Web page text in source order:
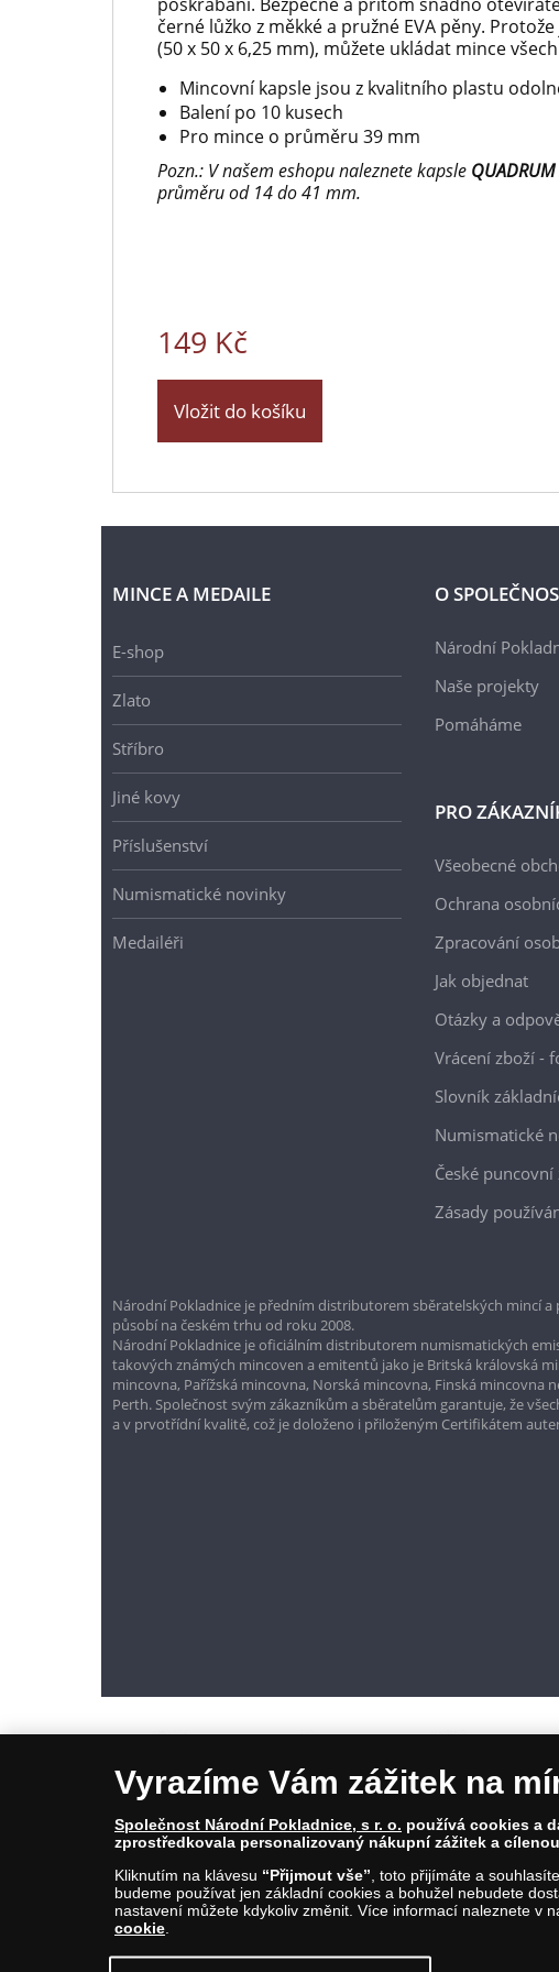
černé lůžko z měkké a pružné EVA pěny.
(50 x 50 x 6,25 mm), můžete ukládat mince
Mincovní kapsle jsou z kvalitního plastu
Balení po 10 kusech
Pro mince o průměru 39 mm
Pozn.: V našem eshopu naleznete kapsle QUADRUM
průměru od 14 do 41 mm.
149 Kč
Vložit do košíku
MINCE A MEDAILE
E-shop
Zlato
Stříbro
Jiné kovy
Příslušenství
Numismatické novinky
Medailéři
O
Národní
Naše projekty
Pomáháme
PRO
Všeobecné
Ochrana
Zpracování
Jak objednat
Otázky a
Vrácení zboží -
Slovník
Numismatické
České puncovní
Zásady
Národní Pokladnice je předním distributorem sběratelských mincí a
působí na českém trhu od roku 2008.
Národní Pokladnice je oficiálním distributorem numismatických
takových známých mincoven a emitentů jako je Britská královská
mincovna, Pařížská mincovna, Norská mincovna, Finská mincovna
Perth. Společnost svým zákazníkům a sběratelům garantuje, že
a v prvotřídní kvalitě, což je doloženo i přiloženým Certifikátem
© Copyright 2026 - Národní Pokladnice, s. r. o.; Karolinská 661/4, 186 00 Praha
E-mail: info@narodnipokladnice.cz, www.narodnipokladnice.cz; IČ: 28507622;
Společnost zapsána v OR vedeném Městským soudem v Praze, oddíl C,
Upravit nastavení souborů cookie můžete
Vyrazíme Vám zážitek na
Společnost Národní Pokladnice, s r. o. používá cookies a
zprostředkovala personalizovaný nákupní zážitek a
Kliknutím na klávesu “Přijmout vše” , toto přijímáte a
budeme používat jen základní cookies a bohužel nebudete
nastavení můžete kdykoliv změnit. Více informací naleznete v
cookie